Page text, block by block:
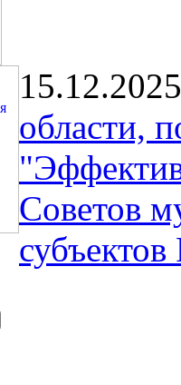
15.12.2025
области,
Советов